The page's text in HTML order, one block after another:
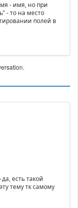
- имя, но при
- то на место
полей в
есть такой
тему тк самому